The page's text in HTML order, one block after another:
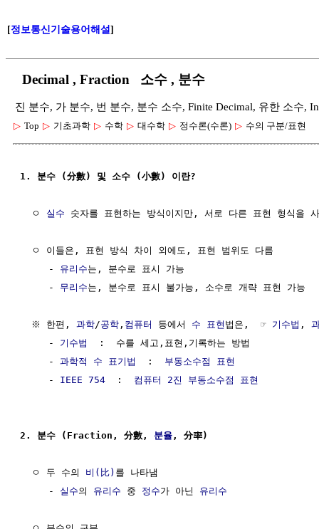
[정보통신기술용어해설]
Decimal , Fraction 소수 , 분수
진 분수, 가 분수, 번 분수, 분수 소수, Finite Decimal, 유한 소수,
▷ Top ▷ 기초과학 ▷ 수학 ▷ 대수학 ▷ 정수론(수론) ▷ 수의 구분/표현
1. 분수 (分數) 및 소수 (小數) 이란?
  ㅇ
실수 숫자를 표현하는 방식이지만, 서로 다른 표현 형식을
  ㅇ 이들은, 표현 방식 차이 외에도, 표현 범위도 다름
     -
유리수는, 분수로 표시 가능
     -
무리수는, 분수로 표시 불가능, 소수로 개략 표현 가능
  ※ 한편,
과학/공학 , 컴퓨터 등에서 수 표현 법은,  ☞ 기수법 ,
     -
기수법
  :  수를 세고,표현,기록하는 방법
     -
과학적 수 표기법
  :
부동소수점 표현
     -
IEEE 754
  :
컴퓨터 2진 부동소수점 표현
2. 분수 (Fraction, 分數, 분율 , 分率)
  ㅇ 두 수의
비(比) 를 나타냄
     -
실수의 유리수 중 정수가 아닌 유리수